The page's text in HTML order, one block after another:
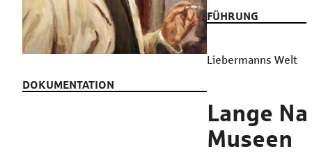
DOKUMENTATION
FÜHRUNG
Liebermanns Welt
Lange
Museen